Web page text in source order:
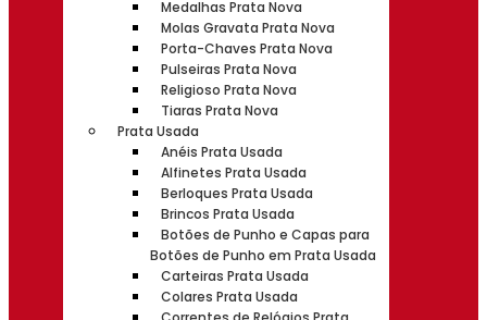
Medalhas Prata Nova
Molas Gravata Prata Nova
Porta-Chaves Prata Nova
Pulseiras Prata Nova
Religioso Prata Nova
Tiaras Prata Nova
Prata Usada
Anéis Prata Usada
Alfinetes Prata Usada
Berloques Prata Usada
Brincos Prata Usada
Botões de Punho e Capas para
Botões de Punho em Prata Usada
Carteiras Prata Usada
Colares Prata Usada